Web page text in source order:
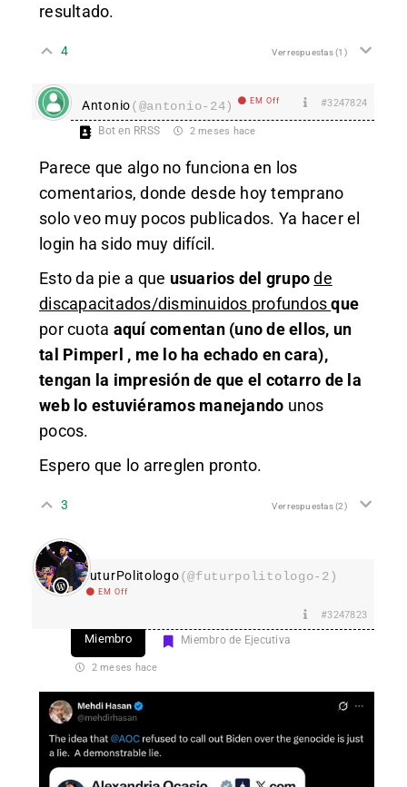
resultado.
4 Ver respuestas(1)
Antonio(@antonio-24) EM Off #3247824
Bot en RRSS 2 meses hace
Parece que algo no funciona en los
comentarios, donde desde hoy temprano
solo veo muy pocos publicados. Ya hacer el
login ha sido muy difícil.
Esto da pie a que usuarios del grupode
discapacitados/disminuidos profundosque
por cuota aquí comentan (uno de ellos, un
tal Pimperl , me lo ha echado en cara),
tengan la impresión de que el cotarro de la
web lo estuviéramos manejando unos
pocos.
Espero que lo arreglen pronto.
3 Ver respuestas(2)
FuturPolitologo(@futurpolitologo-2)
EM Off
#3247823
Miembro Miembro de Ejecutiva
2 meses hace